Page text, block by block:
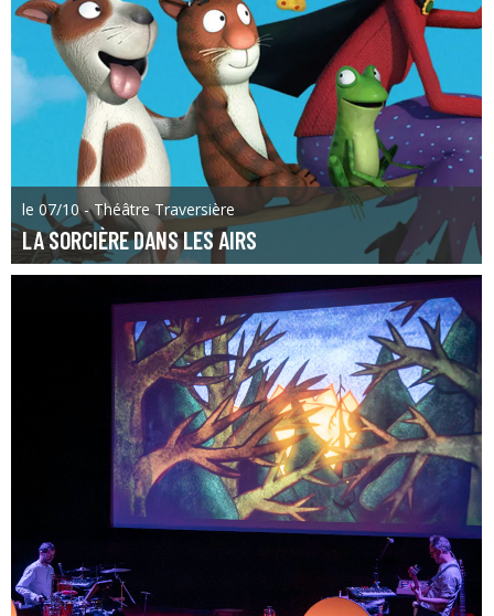
le 07/10 - Théâtre Traversière
LA SORCIÈRE DANS LES AIRS